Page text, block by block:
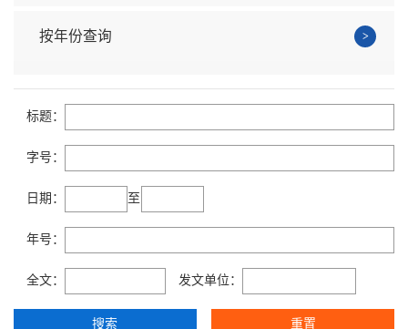
按年份查询
标题：
字号：
日期： 至
年号：
全文： 发文单位：